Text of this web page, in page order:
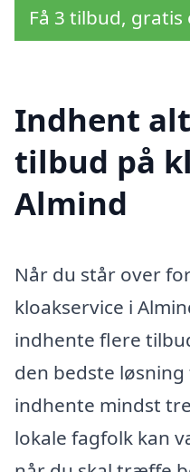
Få 3 tilbud,
Indhent
tilbud på
Almind
Når du står over
kloakservice i
indhente flere
den bedste
indhente mindst
lokale fagfolk kan